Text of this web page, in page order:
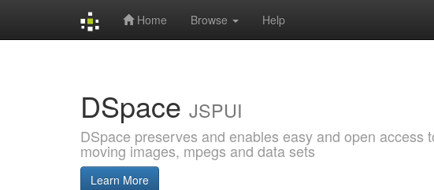
Home Browse Help
DSpace JSPUI
DSpace preserves and enables easy and open
moving images, mpegs and data sets
Learn More